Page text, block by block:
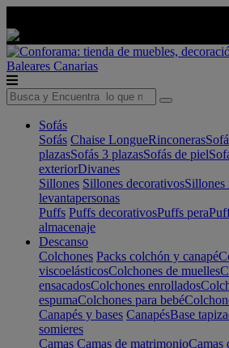
Baleares Canarias
Sofás
Sofás Chaise LongueRinconeras
plazasSofás 3 plazasSofás de piel
exteriorDivanes
Sillones Sillones decorativosSillones
levantapersonas
Puffs Puffs decorativosPuffs pera
almacenaje
Descanso
Colchones Packs colchón y canapé
viscoelásticosColchones de muelles
ensacadosColchones enrollados
espumaColchones para bebé
Canapés y bases CanapésBase
somieres
Camas Camas de matrimonioCamas